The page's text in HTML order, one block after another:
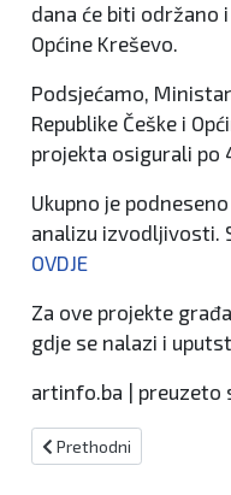
dana će biti održano
Općine Kreševo.
Podsjećamo,
Republike Češke i
projekta osigurali po
Ukupno je
analizu izvodljivosti.
OVDJE
Za ove projekte
gdje se nalazi i
artinfo.ba | preuzeto
Prethodni članak:
Prethodni